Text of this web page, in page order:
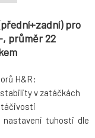
pro
, průměr 22
H&R:
v zatáčkách
tuhosti dle